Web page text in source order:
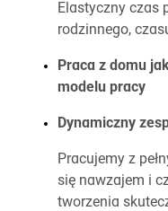
Elastyczny czas
rodzinnego,
Praca z domu
modelu pracy
Dynamiczny
Pracujemy z
się nawzajem i
tworzenia